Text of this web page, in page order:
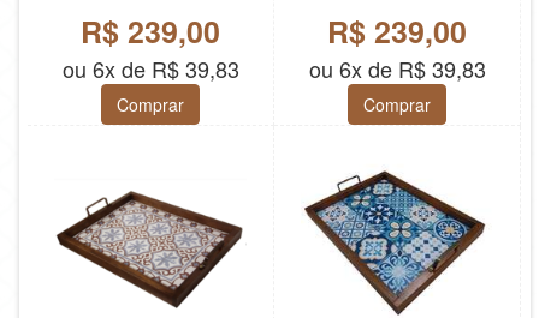
R$ 239,00
ou 6x de R$ 39,83
Comprar
R$ 239,00
ou 6x de R$ 39,83
Comprar